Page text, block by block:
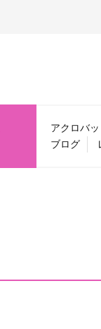
アクロバッ
ブログ